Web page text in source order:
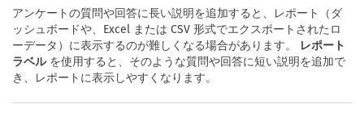
アンケートの質問や回答に長い説明を追加すると、レポート（ダ
ッシュボードや、Excel または CSV 形式でエクスポートされたロ
ーデータ）に表示するのが難しくなる場合があります。
レポート
ラベルを使用すると、そのような質問や回答に短い説明を追加で
き、レポートに表示しやすくなります。